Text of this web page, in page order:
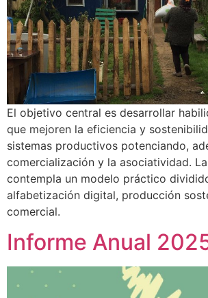
El objetivo central es desarrollar
que mejoren la eficiencia y
sistemas productivos potenciando,
comercialización y la asociatividad.
contempla un modelo práctico
alfabetización digital, producción
comercial.
Informe Anual